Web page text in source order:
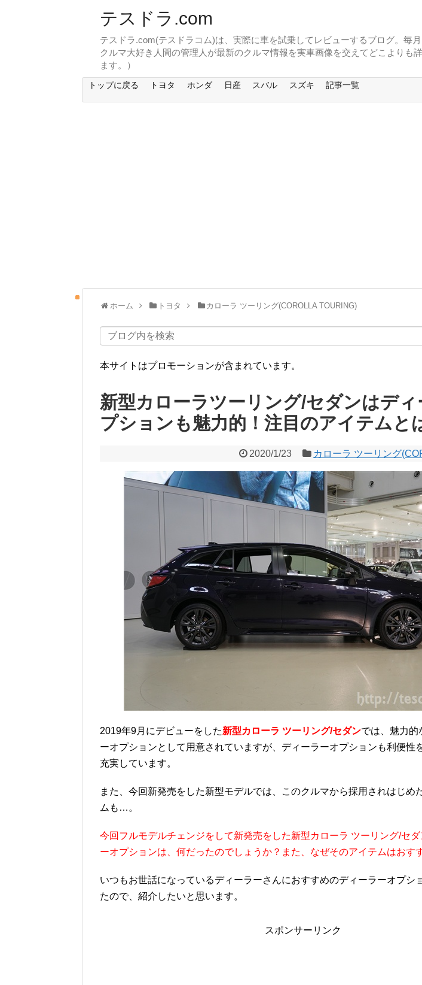
テスドラ.com
テスドラ.com(テスドラコム)は、実際に車を試乗してレビューするブログ。毎
クルマ大好き人間の管理人が最新のクルマ情報を実車画像を交えてどこより
ます。）
トップに戻る トヨタ ホンダ 日産 スバル スズキ 記事一覧
ホーム トヨタ カローラ ツーリング(COROLLA TOURING)
本サイトはプロモーションが含まれています。
新型カローラツーリング/セダンはディ
プションも魅力的！注目のアイテムと
2020/1/23 カローラ ツーリング
2019年9月にデビューをした新型カローラ ツーリング/セダンでは、魅力的
ーオプションとして用意されていますが、ディーラーオプションも利便性
充実しています。
また、今回新発売をした新型モデルでは、このクルマから採用されはじめ
ムも…。
今回フルモデルチェンジをして新発売をした新型カローラ ツーリング/セ
ーオプションは、何だったのでしょうか？また、なぜそのアイテムはおす
いつもお世話になっているディーラーさんにおすすめのディーラーオプシ
たので、紹介したいと思います。
スポンサーリンク